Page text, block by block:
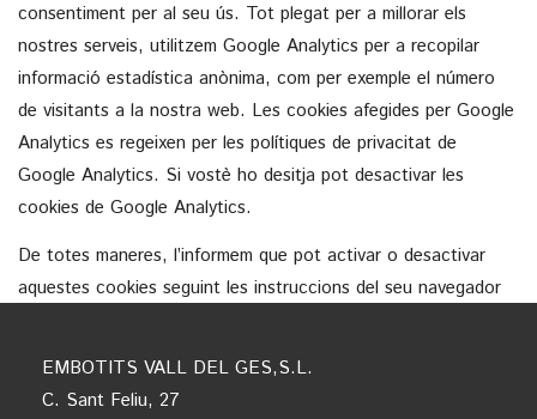
consentiment per al seu ús. Tot plegat per a millorar els
nostres serveis, utilitzem Google Analytics per a recopilar
informació estadística anònima, com per exemple el número
de visitants a la nostra web. Les cookies afegides per Google
Analytics es regeixen per les polítiques de privacitat de
Google Analytics. Si vostè ho desitja pot desactivar les
cookies de Google Analytics.
De totes maneres, l’informem que pot activar o desactivar
aquestes cookies seguint les instruccions del seu navegador
EMBOTITS VALL DEL GES,S.L.
C. Sant Feliu, 27